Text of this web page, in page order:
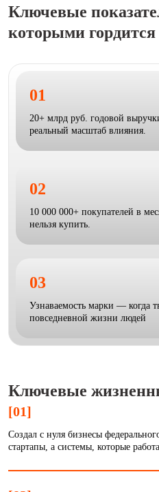
Ключевые
которыми
01
20+ млрд руб. годовой
реальный масштаб влияния.
02
10 000 000+ покупателей в
нельзя купить.
03
Узнаваемость марки — когда
повседневной жизни людей
Ключевые
[01]
Создал с нуля бизнесы
стартапы, а системы, которые